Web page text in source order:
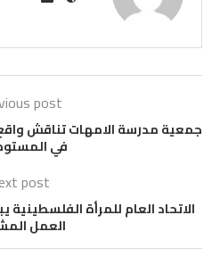
post
جمعية مدرسة الامهات تناقش واقع
في
post
الاتحاد العام للمرأة
العمل